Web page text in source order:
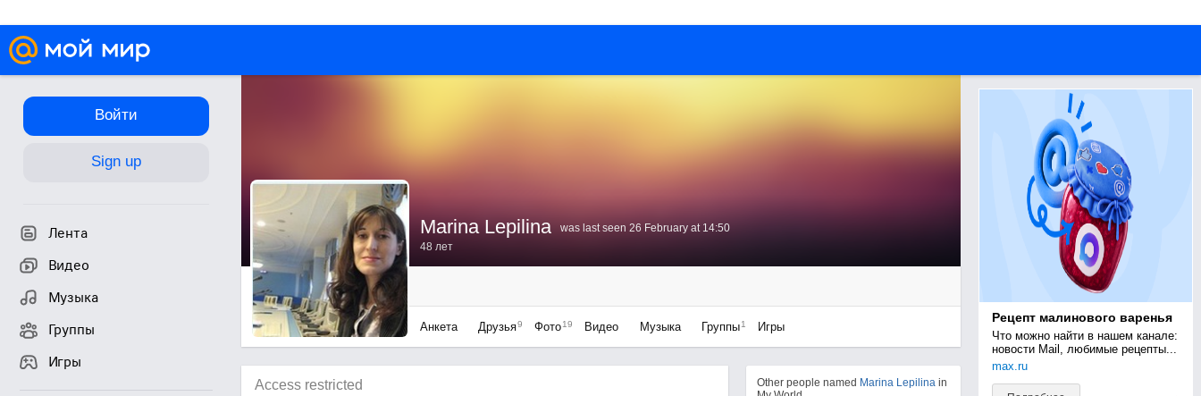
Войти
Sign up
Лента
Видео
Музыка
Группы
Игры
Marina Lepilina
was last seen 26 February at 14:50
48 лет
Анкета Друзья9 Фото 19 Видео Музыка Группы 1 Игры
Access restricted
Рецепт малинового варенья
Что можно найти в нашем канале:
новости Mail, любимые рецепты...
max.ru
Other people named Marina Lepilinain